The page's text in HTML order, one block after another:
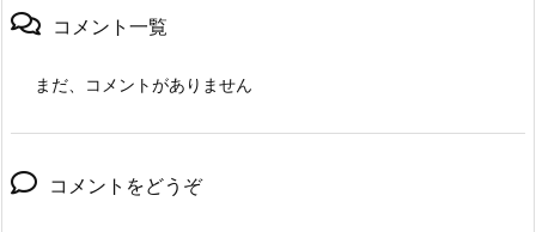
コメント一覧
まだ、コメントがありません
コメントをどうぞ